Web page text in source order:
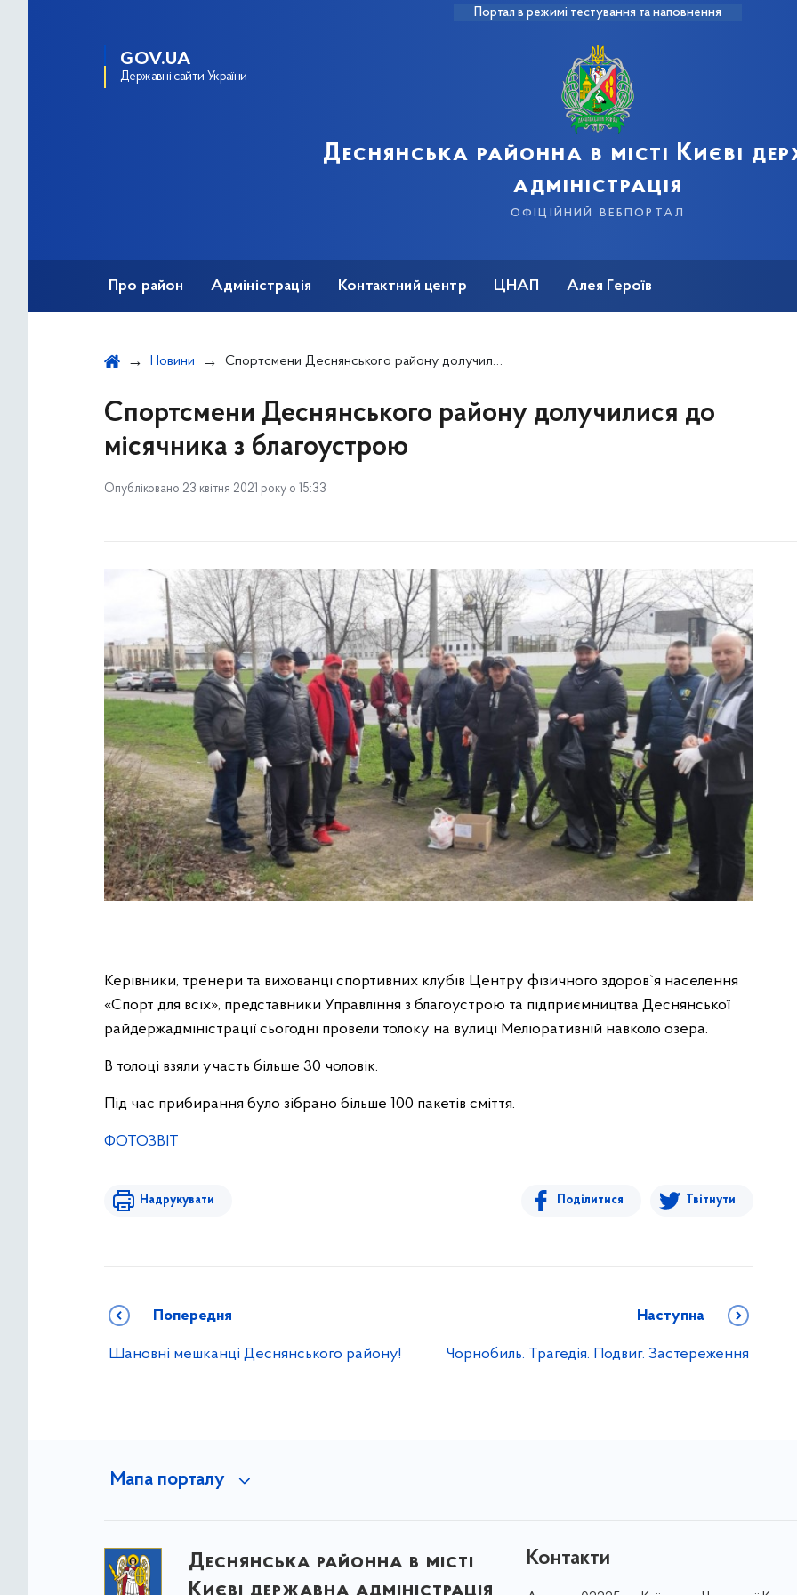
Портал в режимі тестування та наповнення
GOV.UA
Державні сайти України
Деснянська районна в місті Києві
адміністрація
офіційний вебпортал
Про район Адміністрація Контактний центр ЦНАП Алея Героїв
Новини Спортсмени Деснянського району долучилися до місячника з благоустрою
Спортсмени Деснянського району долучилися до
місячника з благоустрою
Опубліковано 23 квітня 2021 року о 15:33
Керівники, тренери та вихованці спортивних клубів Центру фізичного здоров`я населення
«Спорт для всіх», представники Управління з благоустрою та підприємництва Деснянської
райдержадміністрації сьогодні провели толоку на вулиці Меліоративній навколо озера.
В толоці взяли участь більше 30 чоловік.
Під час прибирання було зібрано більше 100 пакетів сміття.
ФОТОЗВІТ
Надрукувати Поділитися Твітнути
Попередня
Шановні мешканці Деснянського району!
Наступна
Чорнобиль. Трагедія. Подвиг. Застереження
Мапа порталу
Деснянська районна в місті
Контакти